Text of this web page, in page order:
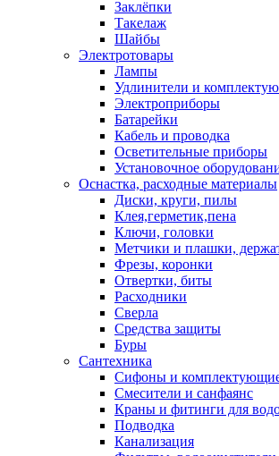
Заклёпки
Такелаж
Шайбы
Электротовары
Лампы
Удлинители и
Электроприборы
Батарейки
Кабель и проводка
Осветительные приборы
Установочное
Оснастка, расходные материалы
Диски, круги, пилы
Клея,герметик,пена
Ключи, головки
Метчики и плашки,
Фрезы, коронки
Отвертки, биты
Расходники
Сверла
Средства защиты
Буры
Сантехника
Сифоны и
Смесители и санфаянс
Краны и фитинги для
Подводка
Канализация